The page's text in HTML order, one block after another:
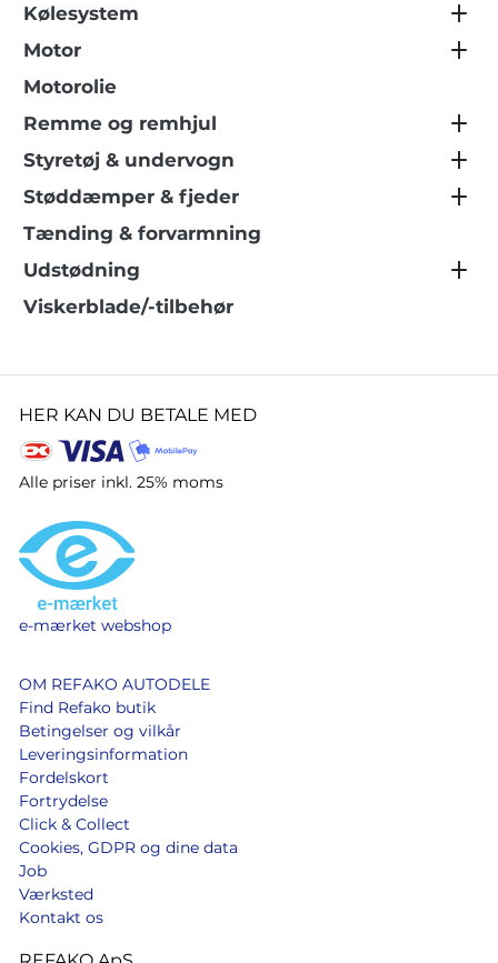
Kølesystem
Motor
Motorolie
Remme og remhjul
Styretøj & undervogn
Støddæmper & fjeder
Tænding & forvarmning
Udstødning
Viskerblade/-tilbehør
HER KAN DU BETALE MED
Alle priser inkl. 25% moms
e-mærket webshop
OM REFAKO AUTODELE
Find Refako butik
Betingelser og vilkår
Leveringsinformation
Fordelskort
Fortrydelse
Click & Collect
Cookies, GDPR og dine data
Job
Værksted
Kontakt os